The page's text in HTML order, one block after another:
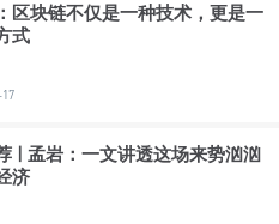
区块链不仅是一种技术，更是一
式
| 孟岩：一文讲透这场来势汹汹
济